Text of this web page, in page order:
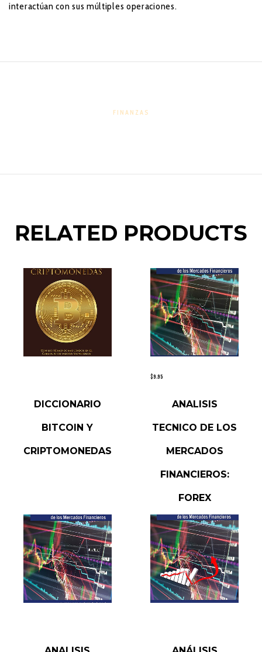
interactúan con sus múltiples operaciones.
FINANZAS
RELATED PRODUCTS
DICCIONARIO
BITCOIN Y
CRIPTOMONEDAS
$9.95
ANALISIS
TECNICO DE LOS
MERCADOS
FINANCIEROS:
FOREX